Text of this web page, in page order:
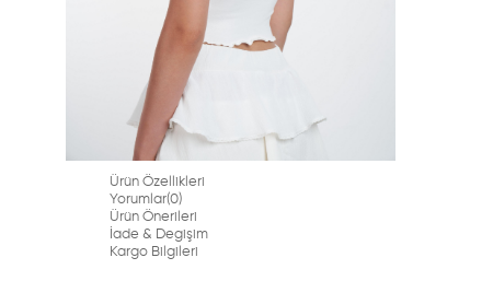
Ürün Özellikleri
Yorumlar(0)
Ürün Önerileri
İade & Degişim
Kargo Bilgileri